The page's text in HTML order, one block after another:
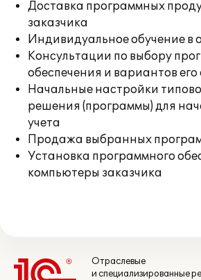
Доставка программных
заказчика
Индивидуальное обучение в
Консультации по выбору
обеспечения и вариантов
Начальные настройки
решения (программы) для
учета
Продажа выбранных
Установка программного
компьютеры заказчика
Отраслевые
и специализированные